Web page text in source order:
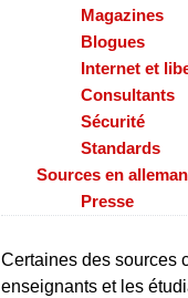
Magazines
Blogues
Internet et
Consultants
Sécurité
Standards
Sources en
Presse
Certaines des sources
enseignants et les